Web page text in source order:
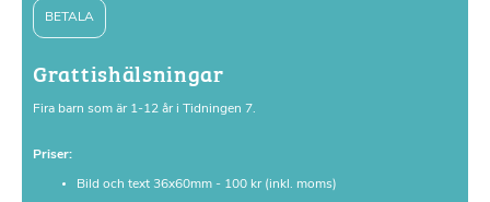
BETALA
Grattishälsningar
Fira barn som är 1-12 år i Tidningen 7.
Priser:
Bild och text 36x60mm - 100 kr (inkl. moms)